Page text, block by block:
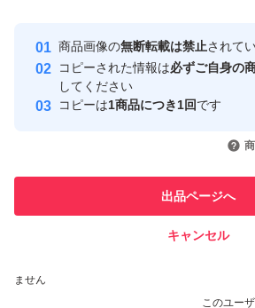
安心取引出品者
心・安全な
取引実績
引を完了
での取引実
ません
このユー
商品画像の無断転載は禁止されて
コピーされた情報は必ずご自身の
してください
コピーは1商品につき1回です
出品ページへ
キャンセル